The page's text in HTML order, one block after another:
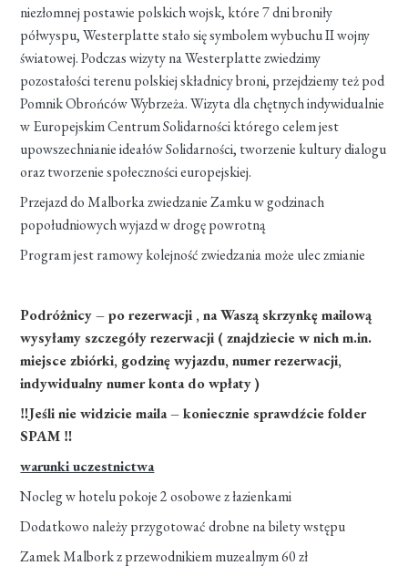
niezłomnej postawie polskich wojsk, które 7 dni broniły
półwyspu, Westerplatte stało się symbolem wybuchu II wojny
światowej. Podczas wizyty na Westerplatte zwiedzimy
pozostałości terenu polskiej składnicy broni, przejdziemy też pod
Pomnik Obrońców Wybrzeża. Wizyta dla chętnych indywidualnie
w Europejskim Centrum Solidarności którego celem jest
upowszechnianie ideałów Solidarności, tworzenie kultury dialogu
oraz tworzenie społeczności europejskiej.
Przejazd do Malborka zwiedzanie Zamku w godzinach
popołudniowych wyjazd w drogę powrotną
Program jest ramowy kolejność zwiedzania może ulec zmianie
Podróżnicy – po rezerwacji , na Waszą skrzynkę mailową
wysyłamy szczegóły rezerwacji ( znajdziecie w nich m.in.
miejsce zbiórki, godzinę wyjazdu, numer rezerwacji,
indywidualny numer konta do wpłaty )
‼Jeśli nie widzicie maila – koniecznie sprawdźcie folder
SPAM ‼
warunki uczestnictwa
Nocleg w hotelu pokoje 2 osobowe z łazienkami
Dodatkowo należy przygotować drobne na bilety wstępu
Zamek Malbork z przewodnikiem muzealnym 60 zł